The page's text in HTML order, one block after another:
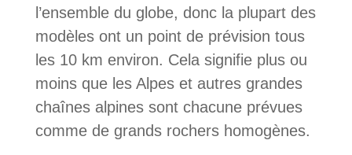
l’ensemble du globe, donc la plupart des
modèles ont un point de prévision tous
les 10 km environ. Cela signifie plus ou
moins que les Alpes et autres grandes
chaînes alpines sont chacune prévues
comme de grands rochers homogènes.